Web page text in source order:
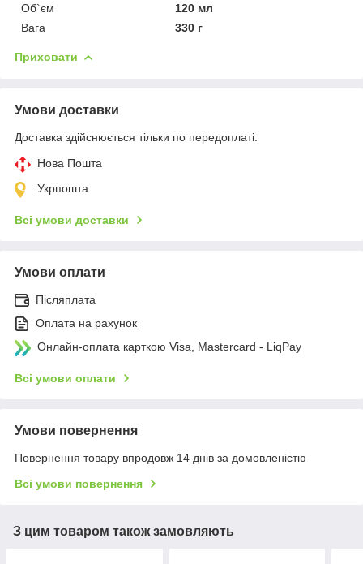
Об`єм
120 мл
Вага
330 г
Приховати
Умови доставки
Доставка здійснюється тільки по передоплаті.
Нова Пошта
Укрпошта
Всі умови доставки
Умови оплати
Післяплата
Оплата на рахунок
Онлайн-оплата карткою Visa, Mastercard - LiqPay
Всі умови оплати
Умови повернення
Повернення товару впродовж 14 днів за домовленістю
Всі умови повернення
З цим товаром також замовляють